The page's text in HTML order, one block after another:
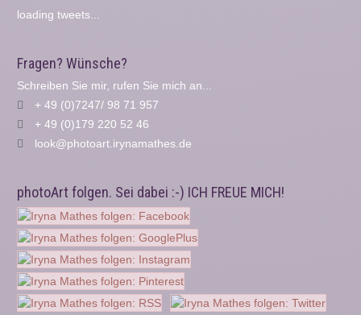
loading tweets...
Fragen? Wünsche?
Schreiben Sie mir, rufen Sie mich an...
+ 49 (0)7247/ 98 71 957
+ 49 (0)179 220 52 46
look@photoart.irynamathes.de
photoArt folgen. Sei dabei :-) ICH FREUE MICH!